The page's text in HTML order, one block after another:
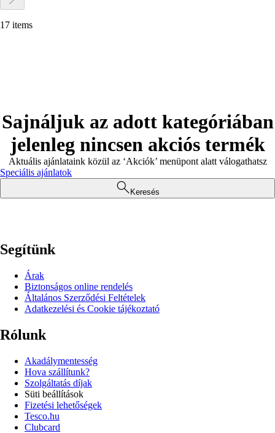
17 items
Sajnáljuk az adott kategóriában
jelenleg nincsen akciós termék
Aktuális ajánlataink közül az ‘Akciók’ menüpont alatt válogathatsz
Speciális ajánlatok
Keresés
Segítünk
Árak
Biztonságos online rendelés
Általános Szerződési Feltételek
Adatkezelési és Cookie tájékoztató
Rólunk
Akadálymentesség
Hova szállítunk?
Szolgáltatás díjak
Süti beállítások
Fizetési lehetőségek
Tesco.hu
Clubcard